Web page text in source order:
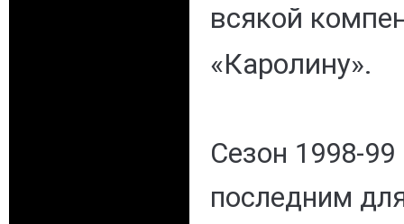
всякой
«Каролину».
Сезон 1998-99
последним